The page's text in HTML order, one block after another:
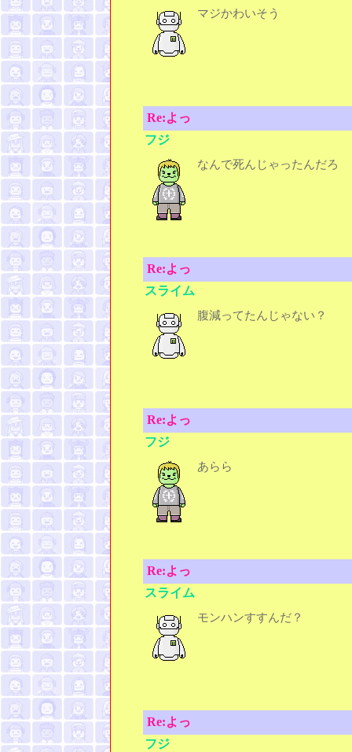
マジかわいそう
Re:よっ
フジ
なんで死んじゃったんだろ
Re:よっ
スライム
腹減ってたんじゃない？
Re:よっ
フジ
あらら
Re:よっ
スライム
モンハンすすんだ？
Re:よっ
フジ